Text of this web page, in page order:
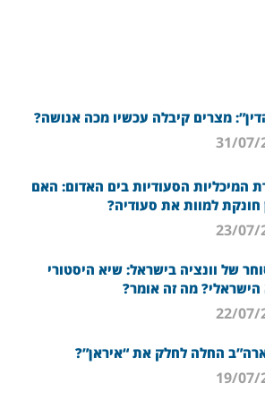
מצרים קיבלה עכשיו מכה אנושה?
המיכליות הסעודיות בים האדום: האם
חונקת למוות את סעודיה?
של וונציה בישראל: שיא היסטורי
הישראלי? מה זה אומר?
החלה לחלק את “איראן”?